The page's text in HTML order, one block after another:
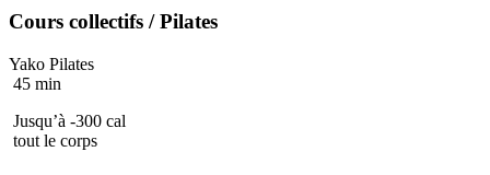
Cours collectifs / Pilates
Yako Pilates
45 min
Jusqu’à -300 cal
tout le corps